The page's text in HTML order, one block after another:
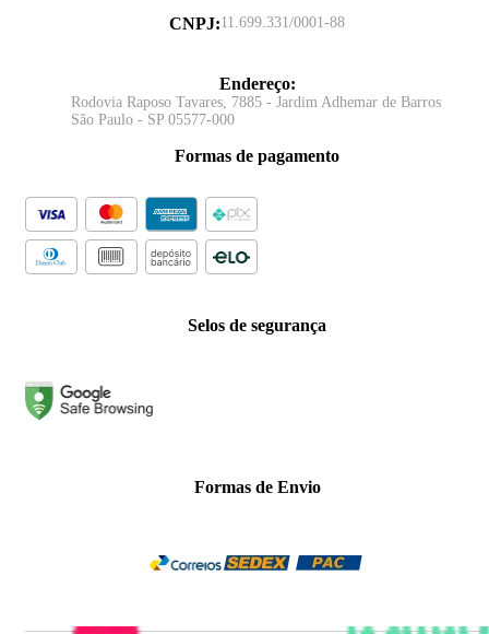
CNPJ:11.699.331/0001-88
Endereço:
Rodovia Raposo Tavares, 7885 - Jardim Adhemar de Barros
São Paulo - SP 05577-000
Formas de pagamento
Selos de segurança
Formas de Envio